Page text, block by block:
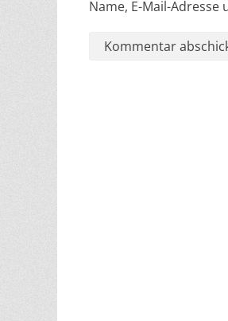
Name, E-Mail-